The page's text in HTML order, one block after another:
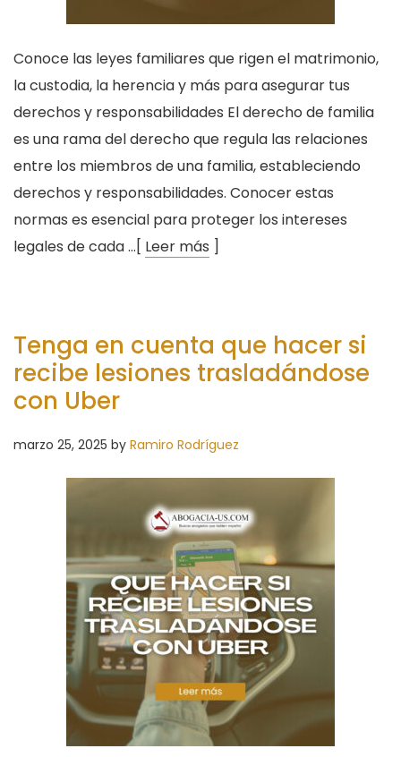
Conoce las leyes familiares que rigen el matrimonio,
la custodia, la herencia y más para asegurar tus
derechos y responsabilidades El derecho de familia
es una rama del derecho que regula las relaciones
entre los miembros de una familia, estableciendo
derechos y responsabilidades. Conocer estas
normas es esencial para proteger los intereses
legales de cada …[ Leer más ]
Tenga en cuenta que hacer si
recibe lesiones trasladándose
con Uber
marzo 25, 2025 by Ramiro Rodríguez